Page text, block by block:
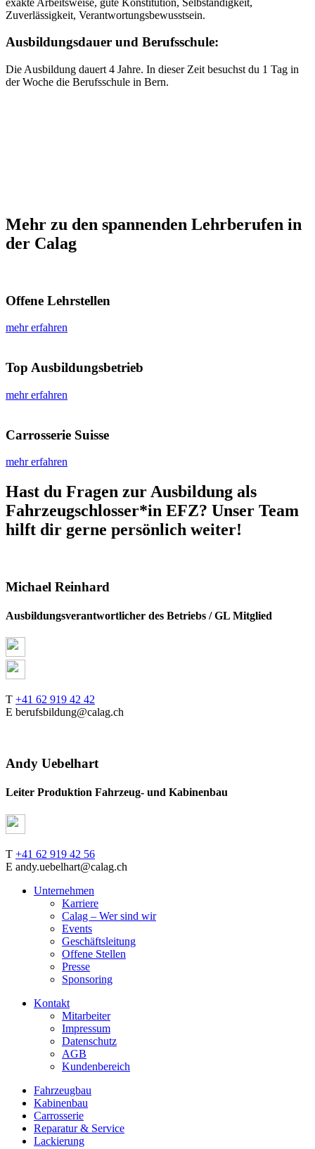
Zuverlässigkeit, Verantwortungsbewusstsein.
Ausbildungsdauer und Berufsschule:
Die Ausbildung dauert 4 Jahre. In dieser Zeit besuchst du 1 Tag in
der Woche die Berufsschule in Bern.
Mehr zu den spannenden Lehrberufen in
der Calag
Offene Lehrstellen
mehr erfahren
Top Ausbildungsbetrieb
mehr erfahren
Carrosserie Suisse
mehr erfahren
Hast du Fragen zur Ausbildung als
Fahrzeugschlosser*in EFZ? Unser Team
hilft dir gerne persönlich weiter!
Michael Reinhard
Ausbildungsverantwortlicher des Betriebs / GL Mitglied
T +41 62 919 42 42
E berufsbildung@calag.ch
Andy Uebelhart
Leiter Produktion Fahrzeug- und Kabinenbau
T +41 62 919 42 56
E andy.uebelhart@calag.ch
Unternehmen
Karriere
Calag – Wer sind wir
Events
Geschäftsleitung
Offene Stellen
Presse
Sponsoring
Kontakt
Mitarbeiter
Impressum
Datenschutz
AGB
Kundenbereich
Fahrzeugbau
Kabinenbau
Carrosserie
Reparatur & Service
Lackierung